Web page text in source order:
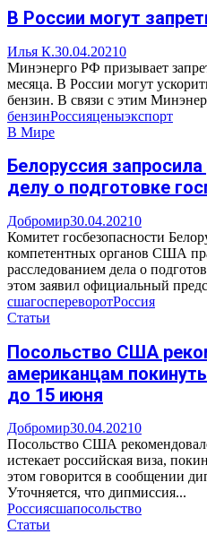
В России могут
Илья К.30.04.20210
Минэнерго РФ призывает
месяца. В России могут
бензин. В связи с этим
бензинРоссияценыэкспорт
В Мире
Белоруссия
делу о подготовке
Добромир30.04.20210
Комитет госбезопасности
компетентных органов США
расследованием дела о
этом заявил официальный
сшагоспереворотРоссия
Статьи
Посольство США
американцам
до 15 июня
Добромир30.04.20210
Посольство США
истекает российская виза,
этом говорится в сообщении
Уточняется, что дипмиссия...
Россиясшапосольство
Статьи